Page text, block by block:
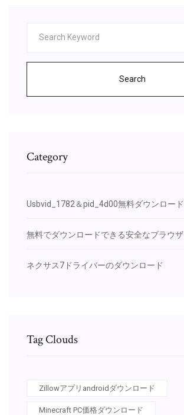
Search
Category
Usbvid_1782＆pid_4d00無料ダウンロード
無料でダウンロードできる安全なブラウザ
ネクサス7ドライバーのダウンロード
Tag Clouds
Zillowアプリandroidダウンロード
Minecraft PC価格ダウンロード